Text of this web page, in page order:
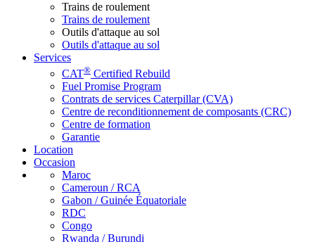
Trains de roulement
Trains de roulement
Outils d'attaque au sol
Outils d'attaque au sol
Services
CAT® Certified Rebuild
Fuel Promise Program
Contrats de services Caterpillar (CVA)
Centre de reconditionnement de composants (CRC)
Centre de formation
Garantie
Location
Occasion
Maroc
Cameroun / RCA
Gabon / Guinée Équatoriale
RDC
Congo
Rwanda / Burundi